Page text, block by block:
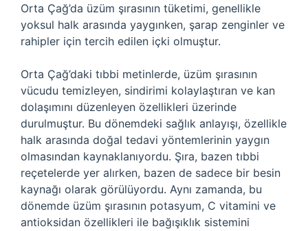
Orta Çağ’da üzüm şırasının tüketimi, genellikle
yoksul halk arasında yaygınken, şarap zenginler ve
rahipler için tercih edilen içki olmuştur.
Orta Çağ’daki tıbbi metinlerde, üzüm şırasının
vücudu temizleyen, sindirimi kolaylaştıran ve kan
dolaşımını düzenleyen özellikleri üzerinde
durulmuştur. Bu dönemdeki sağlık anlayışı, özellikle
halk arasında doğal tedavi yöntemlerinin yaygın
olmasından kaynaklanıyordu. Şıra, bazen tıbbi
reçetelerde yer alırken, bazen de sadece bir besin
kaynağı olarak görülüyordu. Aynı zamanda, bu
dönemde üzüm şırasının potasyum, C vitamini ve
antioksidan özellikleri ile bağışıklık sistemini